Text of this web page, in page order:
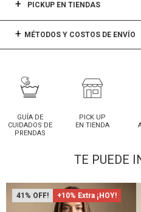
PICKUP EN TIENDAS
MÉTODOS Y COSTOS DE ENVÍO
GUÍA DE
CUIDADOS DE
PRENDAS
PICK UP
EN TIENDA
TE PUEDE
41 +10% Extra ¡HOY!